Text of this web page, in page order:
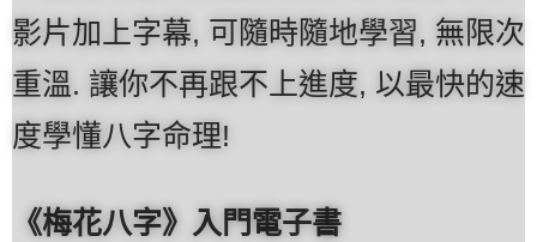
影片加上字幕, 可隨時隨地學習, 無限次
重溫. 讓你不再跟不上進度, 以最快的速
度學懂八字命理!
《梅花八字》入門電子書